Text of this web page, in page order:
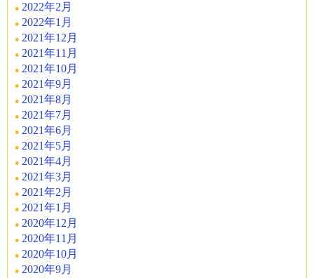
2022年2月
2022年1月
2021年12月
2021年11月
2021年10月
2021年9月
2021年8月
2021年7月
2021年6月
2021年5月
2021年4月
2021年3月
2021年2月
2021年1月
2020年12月
2020年11月
2020年10月
2020年9月